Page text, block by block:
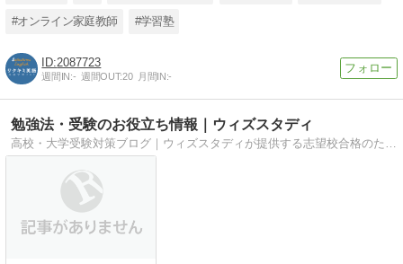
#オンライン家庭教師 #学習塾
2087723
週間IN:- 週間OUT:20 月間IN:-
勉強法・受験のお役立ち情報｜ウィズスタディ